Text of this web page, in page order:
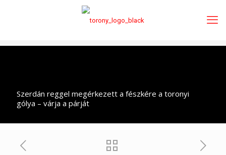
Szerdán reggel megérkezett a fészkére a toronyi
gólya – várja a párját